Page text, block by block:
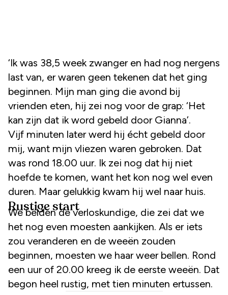
‘Ik was 38,5 week zwanger en had nog nergens
last van, er waren geen tekenen dat het ging
beginnen. Mijn man ging die avond bij
vrienden eten, hij zei nog voor de grap: ‘Het
kan zijn dat ik word gebeld door Gianna’.
Vijf minuten later werd hij écht gebeld door
mij, want mijn vliezen waren gebroken. Dat
was rond 18.00 uur. Ik zei nog dat hij niet
hoefde te komen, want het kon nog wel even
duren. Maar gelukkig kwam hij wel naar huis.
Rustige start
We belden de verloskundige, die zei dat we
het nog even moesten aankijken. Als er iets
zou veranderen en de weeën zouden
beginnen, moesten we haar weer bellen. Rond
een uur of 20.00 kreeg ik de eerste weeën. Dat
begon heel rustig, met tien minuten ertussen.